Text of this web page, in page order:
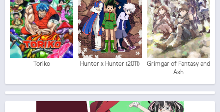
Toriko Hunter x Hunter (2011)
Grimgar of Fantasy and
Ash